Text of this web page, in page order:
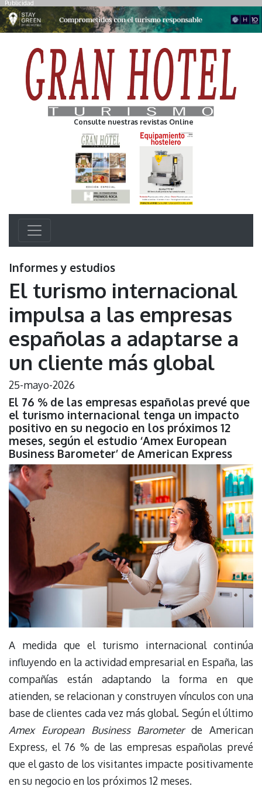
Publicidad
Consulte nuestras revistas Online
Informes y estudios
El turismo internacional
impulsa a las empresas
españolas a adaptarse a
un cliente más global
25-mayo-2026
El 76 % de las empresas españolas prevé que
el turismo internacional tenga un impacto
positivo en su negocio en los próximos 12
meses, según el estudio ‘Amex European
Business Barometer’ de American Express
A medida que el turismo internacional continúa
influyendo en la actividad empresarial en España, las
compañías están adaptando la forma en que
atienden, se relacionan y construyen vínculos con una
base de clientes cada vez más global. Según el último
Amex European Business Barometerde American
Express, el 76 % de las empresas españolas prevé
que el gasto de los visitantes impacte positivamente
en su negocio en los próximos 12 meses.